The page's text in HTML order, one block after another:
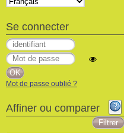
Se connecter
Mot de passe oublié ?
Affiner ou comparer